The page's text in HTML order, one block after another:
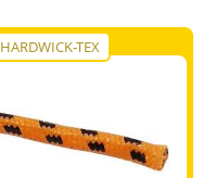
HARDWICK-TEX